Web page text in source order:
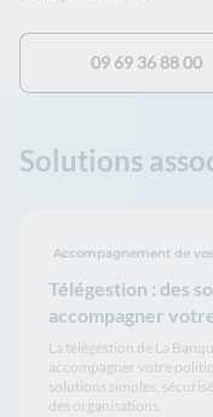
09 69 36 88 00
Solutions
Télégestion : des
accompagner
Accompagnement de
La télégestion de La
accompagner votre
solutions simples,
des organisations.